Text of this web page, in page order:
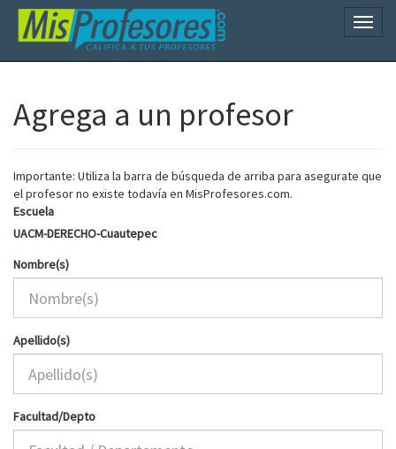
Agrega a un profesor
Importante: Utiliza la barra de búsqueda de arriba para asegurate que
el profesor no existe todavía en MisProfesores.com.
Escuela
UACM-DERECHO-Cuautepec
Nombre(s)
Apellido(s)
Facultad/Depto